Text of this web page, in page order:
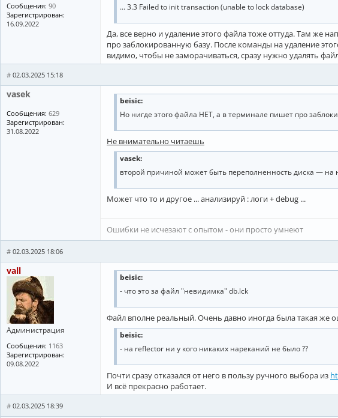
Сообщения: 90
Зарегистрирован:
16.09.2022
... 3.3 Failed to init transaction (unable to lock database)
Да, все верно и удаление этого файла тоже оттуда. Там же
про заблокированную базу. После команды на удаление
видимо, чтобы не заморачиваться, сразу нужно удалять
vasek
Сообщения: 629
Зарегистрирован:
31.08.2022
# 02.03.2025 15:18
beisic:
Но нигде этого файла НЕТ, а в терминале пишет про
Не внимательно читаешь
vasek:
второй причиной может быть переполненность диска — на
Может что то и другое ... анализируй : логи + debug ...
Ошибки не исчезают с опытом - они просто умнеют
vall
Администрация
Сообщения: 1163
Зарегистрирован:
09.08.2022
# 02.03.2025 18:06
beisic:
- что это за файл "невидимка" db.lck
Файл вполне реальный. Очень давно иногда была такая же
beisic:
- на reflector ни у кого никаких нареканий не было ??
Почти сразу отказался от него в пользу ручного выбора из
И всё прекрасно работает.
# 02.03.2025 18:39